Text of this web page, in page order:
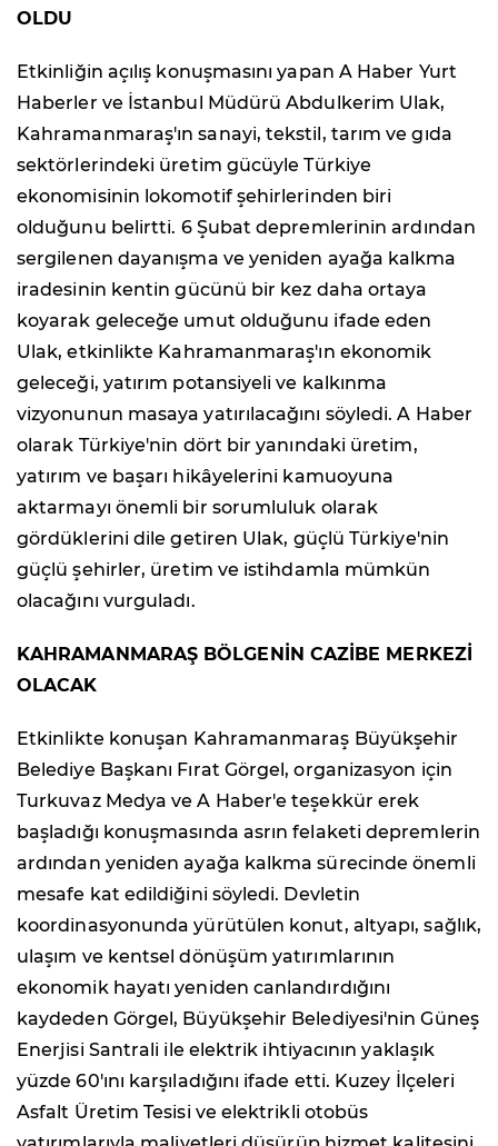
OLDU
Etkinliğin açılış konuşmasını yapan A Haber Yurt
Haberler ve İstanbul Müdürü Abdulkerim Ulak,
Kahramanmaraş'ın sanayi, tekstil, tarım ve gıda
sektörlerindeki üretim gücüyle Türkiye
ekonomisinin lokomotif şehirlerinden biri
olduğunu belirtti. 6 Şubat depremlerinin ardından
sergilenen dayanışma ve yeniden ayağa kalkma
iradesinin kentin gücünü bir kez daha ortaya
koyarak geleceğe umut olduğunu ifade eden
Ulak, etkinlikte Kahramanmaraş'ın ekonomik
geleceği, yatırım potansiyeli ve kalkınma
vizyonunun masaya yatırılacağını söyledi. A Haber
olarak Türkiye'nin dört bir yanındaki üretim,
yatırım ve başarı hikâyelerini kamuoyuna
aktarmayı önemli bir sorumluluk olarak
gördüklerini dile getiren Ulak, güçlü Türkiye'nin
güçlü şehirler, üretim ve istihdamla mümkün
olacağını vurguladı.
KAHRAMANMARAŞ BÖLGENİN CAZİBE MERKEZİ
OLACAK
Etkinlikte konuşan Kahramanmaraş Büyükşehir
Belediye Başkanı Fırat Görgel, organizasyon için
Turkuvaz Medya ve A Haber'e teşekkür erek
başladığı konuşmasında asrın felaketi depremlerin
ardından yeniden ayağa kalkma sürecinde önemli
mesafe kat edildiğini söyledi. Devletin
koordinasyonunda yürütülen konut, altyapı, sağlık,
ulaşım ve kentsel dönüşüm yatırımlarının
ekonomik hayatı yeniden canlandırdığını
kaydeden Görgel, Büyükşehir Belediyesi'nin Güneş
Enerjisi Santrali ile elektrik ihtiyacının yaklaşık
yüzde 60'ını karşıladığını ifade etti. Kuzey İlçeleri
Asfalt Üretim Tesisi ve elektrikli otobüs